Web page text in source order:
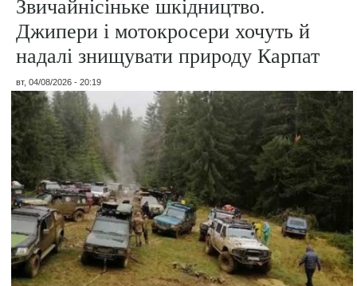
Звичайнісіньке шкідництво.
Джипери і мотокросери хочуть й
надалі знищувати природу Карпат
вт, 04/08/2026 - 20:19